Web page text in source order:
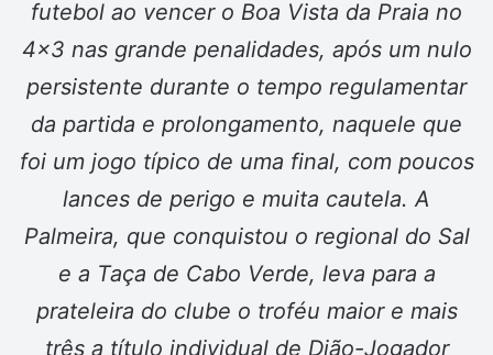
futebol ao vencer o Boa Vista da Praia no
4×3 nas grande penalidades, após um nulo
persistente durante o tempo regulamentar
da partida e prolongamento, naquele que
foi um jogo típico de uma final, com poucos
lances de perigo e muita cautela. A
Palmeira, que conquistou o regional do Sal
e a Taça de Cabo Verde, leva para a
prateleira do clube o troféu maior e mais
três a título individual de Djão-Jogador